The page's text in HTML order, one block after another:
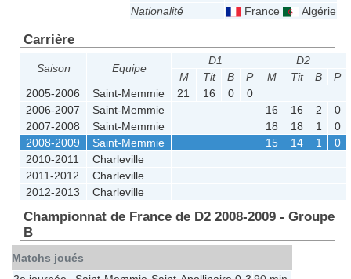
Nationalité
France Algérie
Carrière
Saison Equipe
D1
D2
M
Tit B P M Tit B
P
2005-2006
Saint-Memmie 21 16 0
0
2006-2007
Saint-Memmie 16 16 2
0
2007-2008
Saint-Memmie 18 18 1
0
2008-2009
Saint-Memmie 15 14 1
0
2010-2011
Charleville
2011-2012
Charleville
2012-2013
Charleville
Championnat de France de D2 2008-2009 - Groupe
B
Matchs joués